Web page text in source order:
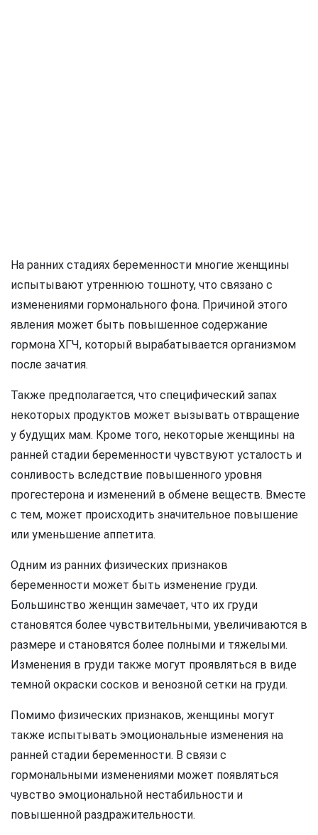
На ранних стадиях беременности многие женщины
испытывают утреннюю тошноту, что связано с
изменениями гормонального фона. Причиной этого
явления может быть повышенное содержание
гормона ХГЧ, который вырабатывается организмом
после зачатия.
Также предполагается, что специфический запах
некоторых продуктов может вызывать отвращение
у будущих мам. Кроме того, некоторые женщины на
ранней стадии беременности чувствуют усталость и
сонливость вследствие повышенного уровня
прогестерона и изменений в обмене веществ. Вместе
с тем, может происходить значительное повышение
или уменьшение аппетита.
Одним из ранних физических признаков
беременности может быть изменение груди.
Большинство женщин замечает, что их груди
становятся более чувствительными, увеличиваются в
размере и становятся более полными и тяжелыми.
Изменения в груди также могут проявляться в виде
темной окраски сосков и венозной сетки на груди.
Помимо физических признаков, женщины могут
также испытывать эмоциональные изменения на
ранней стадии беременности. В связи с
гормональными изменениями может появляться
чувство эмоциональной нестабильности и
повышенной раздражительности.